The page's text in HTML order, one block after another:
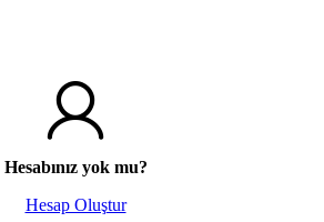
Hesabınız yok mu?
Hesap Oluştur